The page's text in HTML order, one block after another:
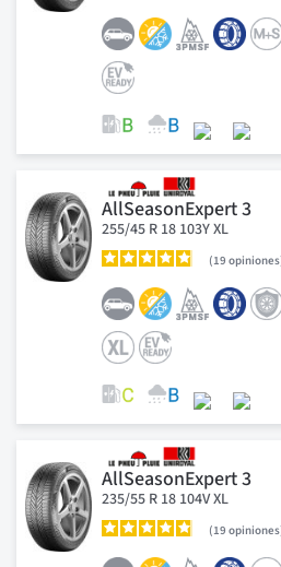
AllSeasonExpert 3
255/45 R 18 103Y XL
19 opiniones
AllSeasonExpert 3
235/55 R 18 104V XL
19 opiniones